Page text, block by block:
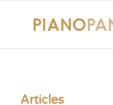
Articles